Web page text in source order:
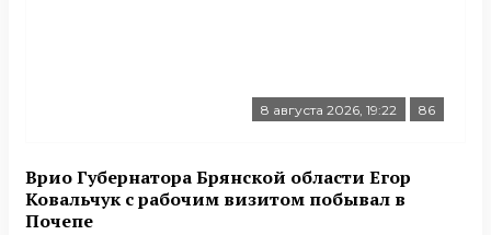
8 августа 2026, 19:22 86
Врио Губернатора Брянской области Егор
Ковальчук с рабочим визитом побывал в
Почепе